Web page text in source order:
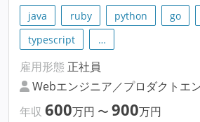
java ruby python go
typescript
…
雇用形態 正社員
Webエンジニア／プロダクトエ
年収 600万円 〜 900万円